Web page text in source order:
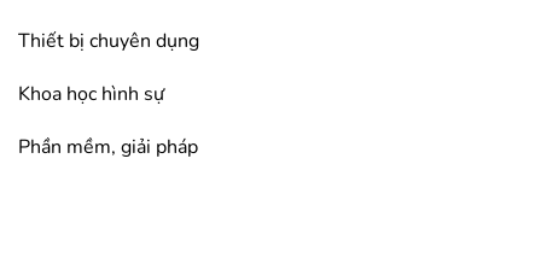
Thiết bị chuyên dụng
Khoa học hình sự
Phần mềm, giải pháp